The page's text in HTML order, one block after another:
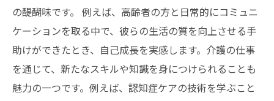
の醍醐味です。 例えば、高齢者の方と日常的にコミュニ
ケーションを取る中で、彼らの生活の質を向上させる手
助けができたとき、自己成長を実感します。介護の仕事
を通じて、新たなスキルや知識を身につけられることも
魅力の一つです。例えば、認知症ケアの技術を学ぶこと